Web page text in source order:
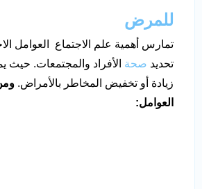
للمرض
تمارس أهمية علم الاجتماع العوامل
تحديد صحة الأفراد والمجتمعات.
زيادة أو تخفيض المخاطر بالأمراض.
العوامل: